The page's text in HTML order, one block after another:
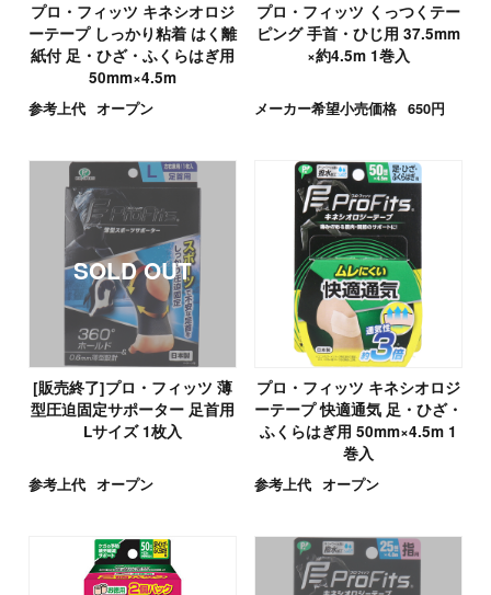
プロ・フィッツ キネシオロジ
ーテープ しっかり粘着 はく離
紙付 足・ひざ・ふくらはぎ用
50mm×4.5m
参考上代 オープン
プロ・フィッツ くっつくテー
ピング 手首・ひじ用 37.5mm
×約4.5m 1巻入
メーカー希望小売価格 650円
[販売終了]プロ・フィッツ 薄
型圧迫固定サポーター 足首用
Lサイズ 1枚入
参考上代 オープン
プロ・フィッツ キネシオロジ
ーテープ 快適通気 足・ひざ・
ふくらはぎ用 50mm×4.5m 1
巻入
参考上代 オープン